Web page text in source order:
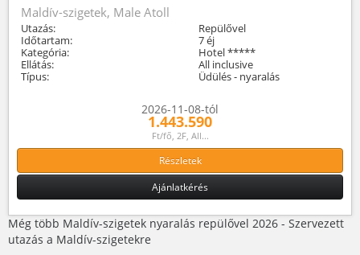
Maldív-szigetek, Male Atoll
Utazás:
Repülővel
Időtartam:
7 éj
Kategória:
Hotel *****
Ellátás:
All inclusive
Típus:
Üdülés - nyaralás
2026-11-08-tól
1.443.590
Ft/fő, 2F, All...
Részletek
Ajánlatkérés
Még több Maldív-szigetek nyaralás repülővel 2026 - Szervezett
utazás a Maldív-szigetekre